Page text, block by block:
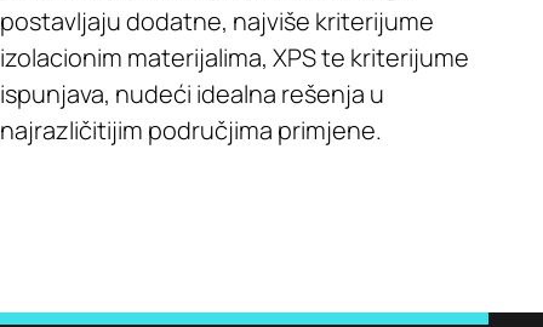
postavljaju dodatne, najviše kriterijume
izolacionim materijalima, XPS te kriterijume
ispunjava, nudeći idealna rešenja u
najrazličitijim područjima primjene.